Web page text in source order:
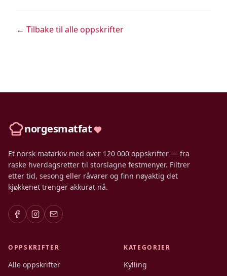
← Tilbake til alle oppskrifter
norgesmatfat
Et norsk matarkiv med over 120 000 oppskrifter — fra
raske hverdagsretter til storslagne festmenyer. Filtrer
etter tid, sesong eller råvarer og finn nøyaktig det
kjøkkenet trenger akkurat nå.
OPPSKRIFTER
Alle oppskrifter
KATEGORIER
Kylling